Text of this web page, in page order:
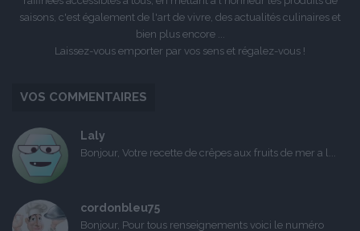
saisons, c'est également de l'art de vivre, des actualités culinaires et
bien plus encore ...
Laissez-vous emporter par vos sens et régalez-vous !
VOS COMMENTAIRES
Laly
Bonjour, Votre recette de crêpes aux fruits de mer a l...
cordonbleu75
Bonjour, Pour tous renseignements voici le numéro